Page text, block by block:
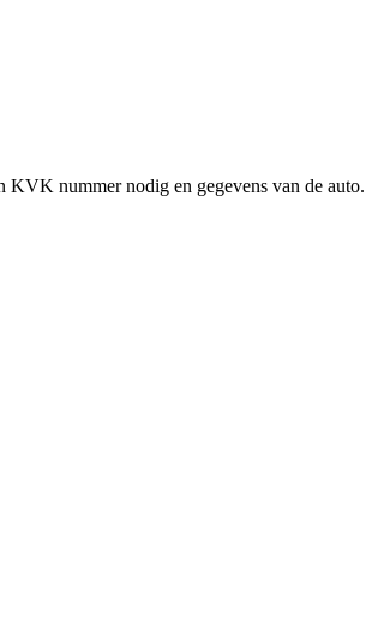
KVK nummer nodig en gegevens van de auto.